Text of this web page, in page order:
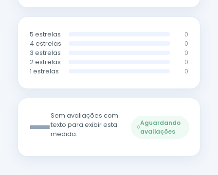
5 estrelas 0
4 estrelas 0
3 estrelas 0
2 estrelas 0
1 estrelas 0
—Sem avaliações com
texto para exibir esta
medida.
Aguardando
avaliações